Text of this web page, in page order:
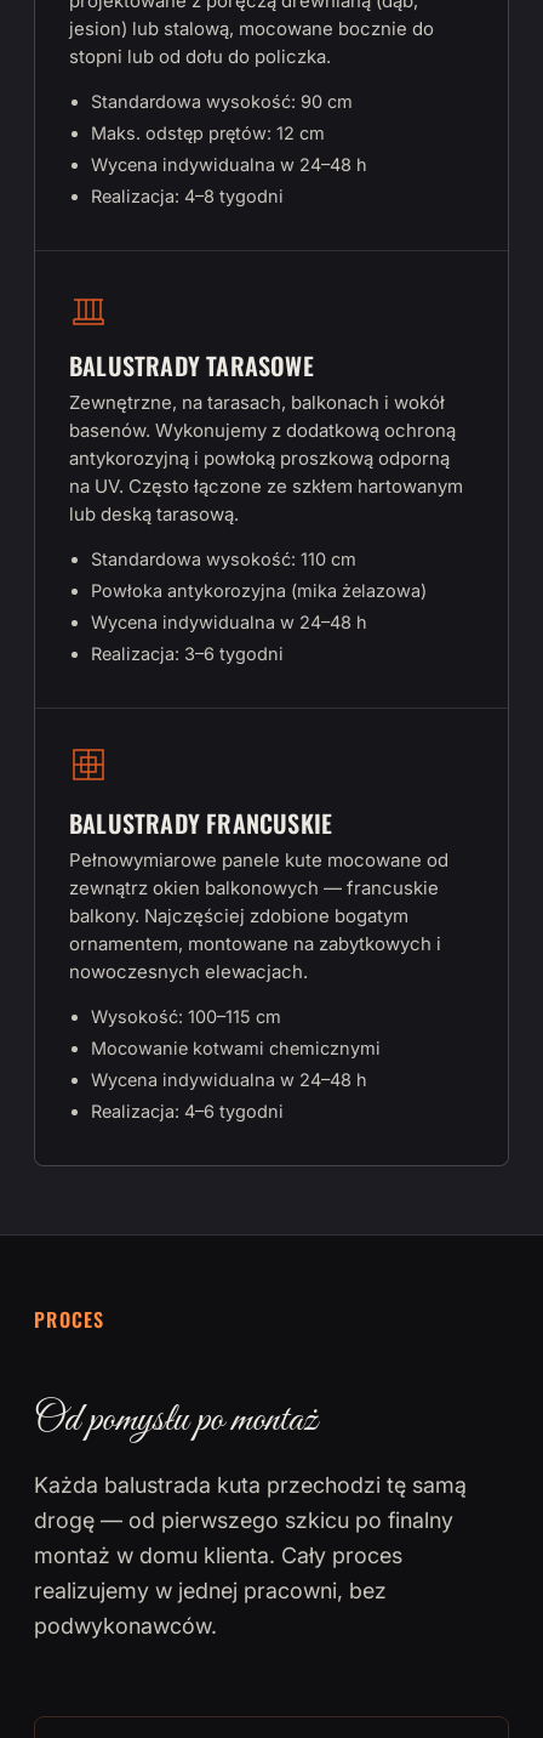
jesion) lub stalową, mocowane bocznie do
stopni lub od dołu do policzka.
Standardowa wysokość: 90 cm
Maks. odstęp prętów: 12 cm
Wycena indywidualna w 24–48 h
Realizacja: 4–8 tygodni
BALUSTRADY TARASOWE
Zewnętrzne, na tarasach, balkonach i wokół
basenów. Wykonujemy z dodatkową ochroną
antykorozyjną i powłoką proszkową odporną
na UV. Często łączone ze szkłem hartowanym
lub deską tarasową.
Standardowa wysokość: 110 cm
Powłoka antykorozyjna (mika żelazowa)
Wycena indywidualna w 24–48 h
Realizacja: 3–6 tygodni
BALUSTRADY FRANCUSKIE
Pełnowymiarowe panele kute mocowane od
zewnątrz okien balkonowych — francuskie
balkony. Najczęściej zdobione bogatym
ornamentem, montowane na zabytkowych i
nowoczesnych elewacjach.
Wysokość: 100–115 cm
Mocowanie kotwami chemicznymi
Wycena indywidualna w 24–48 h
Realizacja: 4–6 tygodni
PROCES
Od pomysłu po montaż
Każda balustrada kuta przechodzi tę samą
drogę — od pierwszego szkicu po finalny
montaż w domu klienta. Cały proces
realizujemy w jednej pracowni, bez
podwykonawców.